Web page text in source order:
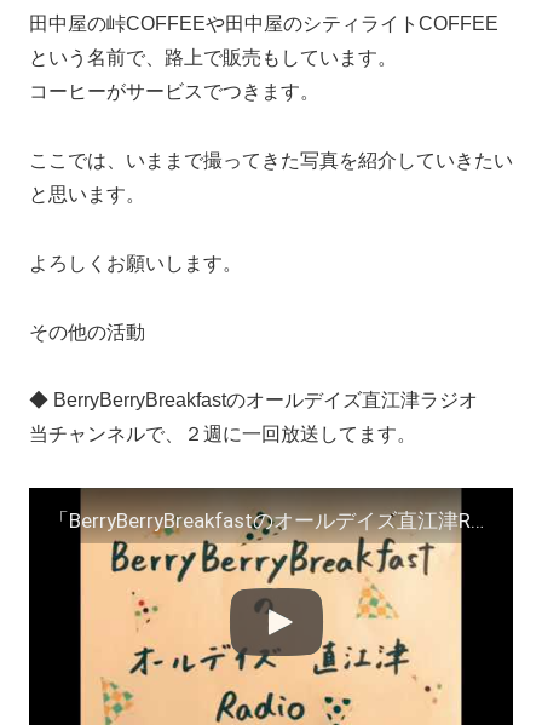
田中屋の峠COFFEEや田中屋のシティライトCOFFEE
という名前で、路上で販売もしています。
コーヒーがサービスでつきます。
ここでは、いままで撮ってきた写真を紹介していきたい
と思います。
よろしくお願いします。
その他の活動
◆ BerryBerryBreakfastのオールデイズ直江津ラジオ
当チャンネルで、２週に一回放送してます。
「BerryBerryBreakfastのオールデイズ直江津Radio～第２６回」パーソナリティ ヨーグルト田中＆ＤＪシューカイ and more